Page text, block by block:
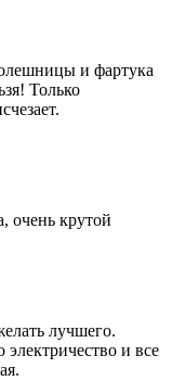
и фартука
Только
очень крутой
лучшего.
и все